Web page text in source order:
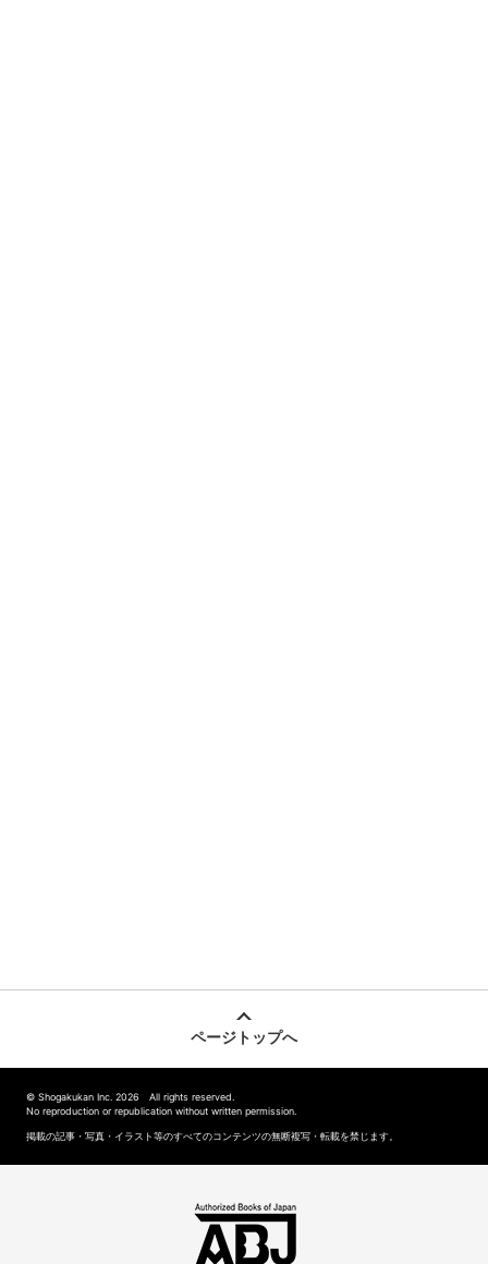
ページトップへ
© Shogakukan Inc. 2026 All rights reserved.
No reproduction or republication without written permission.
掲載の記事・写真・イラスト等のすべてのコンテンツの無断複写・転載を禁じます。